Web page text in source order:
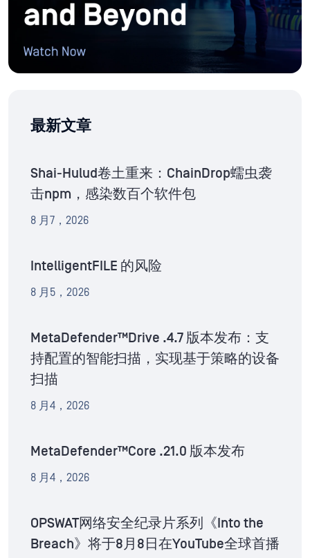
最新文章
Shai-Hulud卷土重来：ChainDrop蠕虫袭
击npm，感染数百个软件包
8 月7，2026
IntelligentFILE 的风险
8 月5，2026
MetaDefender™Drive .4.7 版本发布：支
持配置的智能扫描，实现基于策略的设备
扫描
8 月4，2026
MetaDefender™Core .21.0 版本发布
8 月4，2026
OPSWAT网络安全纪录片系列《Into the
Breach》将于8月8日在YouTube全球首播